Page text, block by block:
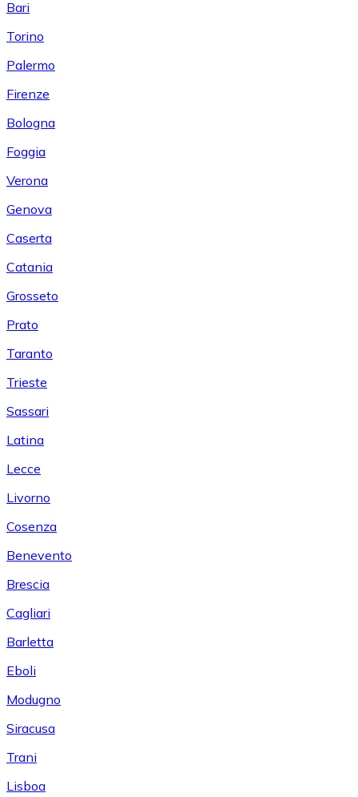
Bari
Torino
Palermo
Firenze
Bologna
Foggia
Verona
Genova
Caserta
Catania
Grosseto
Prato
Taranto
Trieste
Sassari
Latina
Lecce
Livorno
Cosenza
Benevento
Brescia
Cagliari
Barletta
Eboli
Modugno
Siracusa
Trani
Lisboa